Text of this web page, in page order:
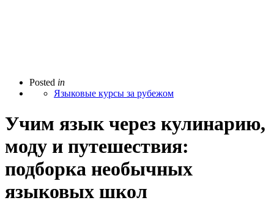
Posted in
Языковые курсы за рубежом
Учим язык через кулинарию,
моду и путешествия:
подборка необычных
языковых школ